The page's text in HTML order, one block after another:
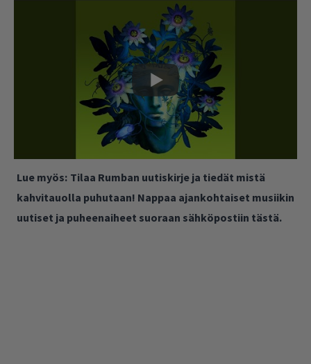
Lue myös: Tilaa Rumban uutiskirje ja tiedät mistä
kahvitauolla puhutaan! Nappaa ajankohtaiset musiikin
uutiset ja puheenaiheet suoraan sähköpostiin tästä.